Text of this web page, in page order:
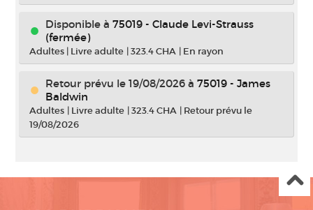
Disponible à 75019 - Claude Levi-Strauss
(fermée)
Adultes | Livre adulte |323.4 CHA | En rayon
Retour prévu le 19/08/2026 à 75019 - James
Baldwin
Adultes | Livre adulte |323.4 CHA | Retour prévu le
19/08/2026